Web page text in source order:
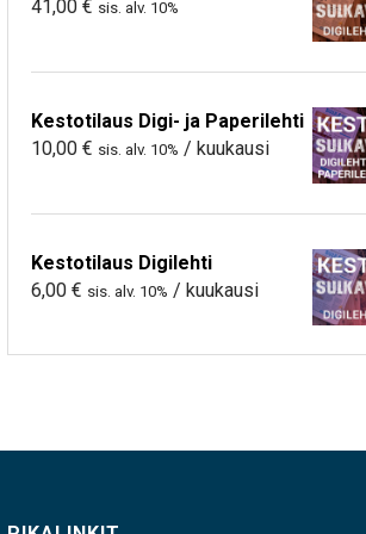
41,00 € sis. alv. 10%
Kestotilaus Digi- ja Paperilehti
10,00 € sis. alv. 10% / kuukausi
Kestotilaus Digilehti
6,00 € sis. alv. 10% / kuukausi